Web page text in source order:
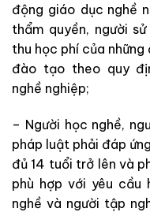
động giáo dục nghề
thẩm quyền, người
thu học phí của
đào tạo theo quy
nghề nghiệp;
– Người học nghề,
pháp luật phải đáp
đủ 14 tuổi trở lên và
phù hợp với yêu cầu
nghề và người tập